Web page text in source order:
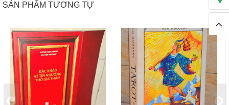
SẢN PHẨM TƯƠNG TỰ